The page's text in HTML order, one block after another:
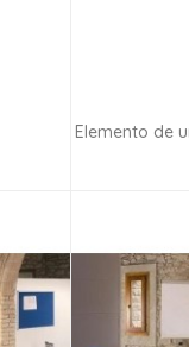
Elemento de